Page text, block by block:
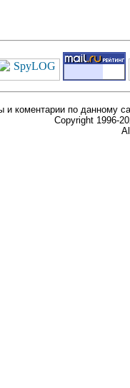
и коментарии по данному
Copyright 1996-